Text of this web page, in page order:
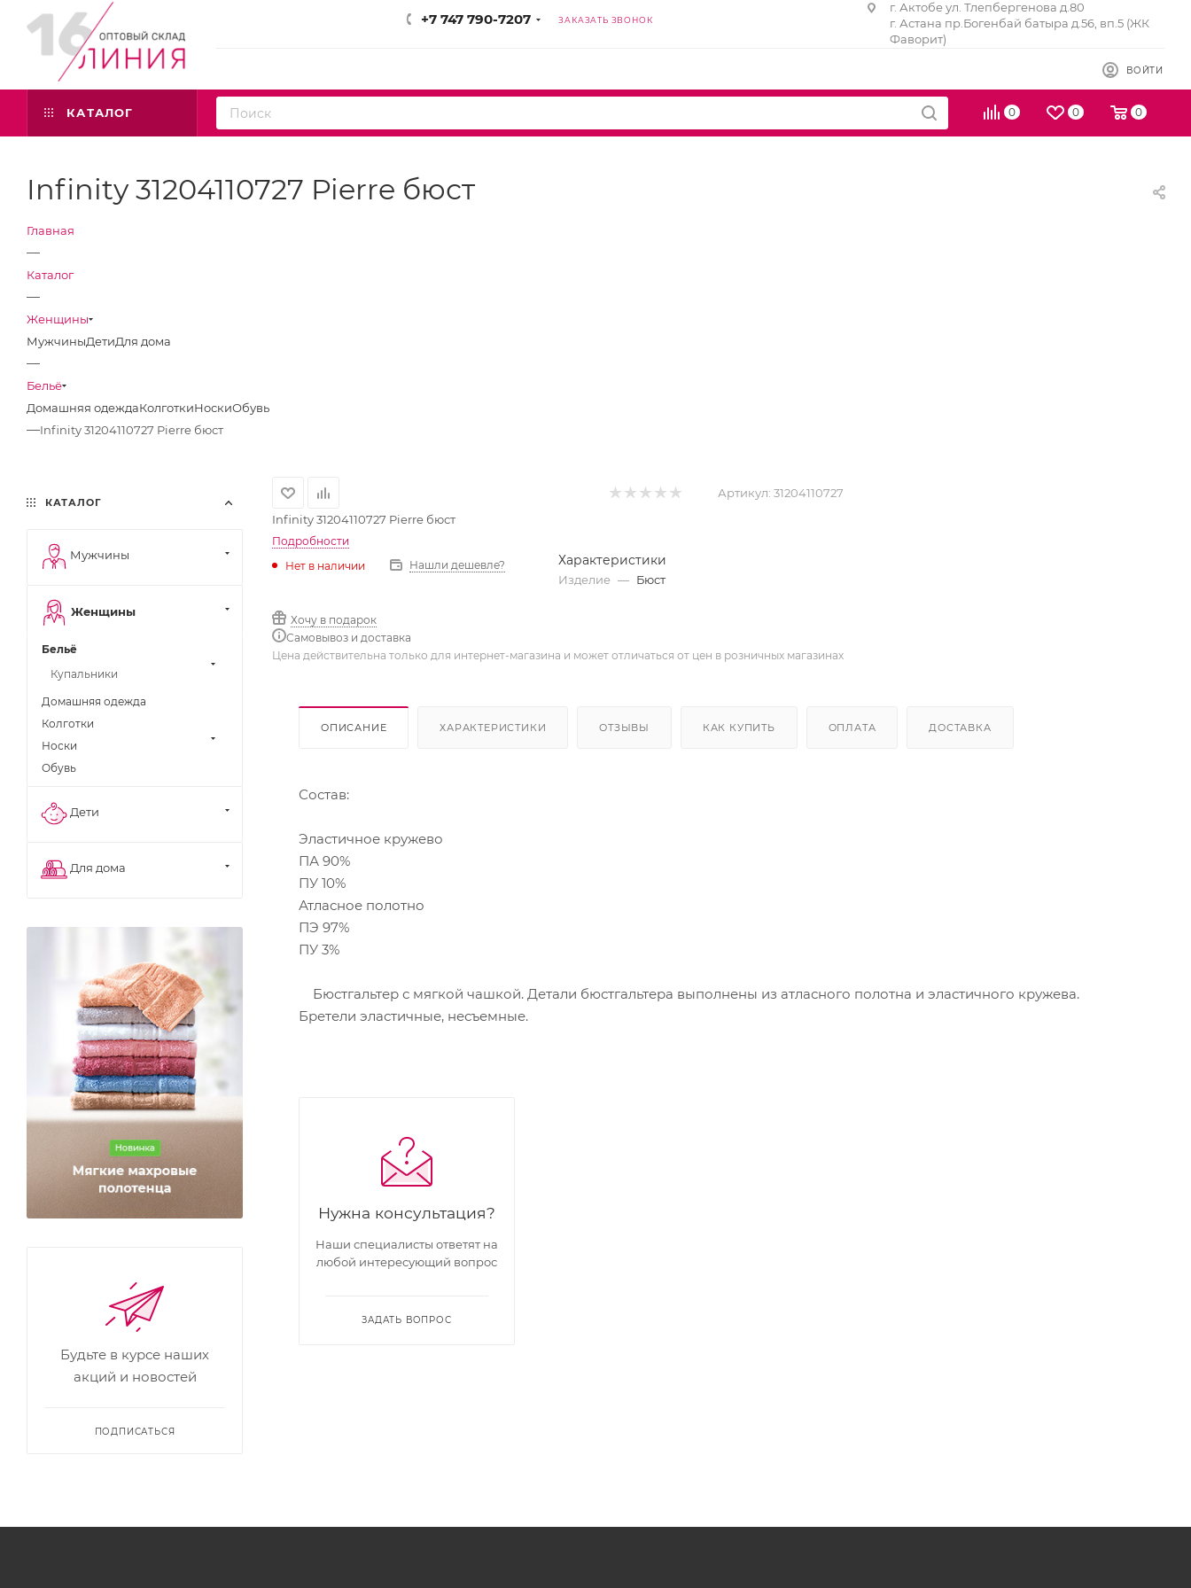
+7 747 790-7207 ЗАКАЗАТЬ ЗВОНОК
г. Актобе ул. Тлепбергенова д.80
г. Астана пр.Богенбай батыра д.56, вп.5 (ЖК
Фаворит)
ВОЙТИ
0 0 0
КАТАЛОГ
Infinity 31204110727 Pierre бюст
Главная
—
Каталог
—
Женщины
МужчиныДетиДля дома
—
Бельё
Домашняя одеждаКолготкиНоскиОбувь
—Infinity 31204110727 Pierre бюст
Артикул: 31204110727
Infinity 31204110727 Pierre бюст
Подробности
Нет в наличии
Нашли дешевле?
Хочу в подарок
Самовывоз и доставка
Характеристики
Изделие — Бюст
Цена действительна только для интернет-магазина и может отличаться от цен в розничных магазинах
ОПИСАНИЕ ХАРАКТЕРИСТИКИ ОТЗЫВЫ КАК КУПИТЬ ОПЛАТА ДОСТАВКА
Состав:
Эластичное кружево
ПА 90%
ПУ 10%
Атласное полотно
ПЭ 97%
ПУ 3%
Бюстгальтер с мягкой чашкой. Детали бюстгальтера выполнены из атласного полотна и эластичного кружева.
Бретели эластичные, несъемные.
Нужна консультация?
Наши специалисты ответят на
любой интересующий вопрос
ЗАДАТЬ ВОПРОС
КАТАЛОГ
Мужчины
Женщины
Бельё
Купальники
Домашняя одежда
Колготки
Носки
Обувь
Дети
Для дома
Будьте в курсе наших
акций и новостей
ПОДПИСАТЬСЯ